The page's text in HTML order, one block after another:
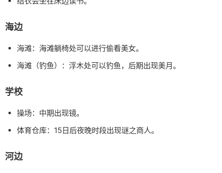
海边
海滩：海滩躺椅处可以进行偷看美女。
海滩（钓鱼）：浮木处可以钓鱼，后期出现美月。
学校
操场：中期出现镜。
体育仓库：15日后夜晚时段出现谜之商人。
河边